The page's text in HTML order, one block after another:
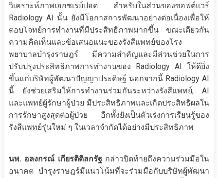
วิเคราะห์ภาพเอกซเรย์ปอด สำหรับในส่วนของซอฟต์แวร์
Radiology AI นั้น ยังมีโอกาสการพัฒนาอย่างต่อเนื่องเพื่อให้
ตอบโจทย์การทำงานที่มีประสิทธิภาพมากขึ้น ขณะเดียวกัน
ความคิดเห็นและข้อเสนอแนะของรังสีแพทย์ของโรง
พยาบาลบำรุงราษฎร์ มีความสำคัญและมีส่วนช่วยในการ
ปรับปรุงประสิทธิภาพการทำงานของ Radiology AI ให้ดียิ่ง
ขึ้นแก่บริษัทผู้พัฒนาปัญญาประดิษฐ์ นอกจากนี้ Radiology AI
นี้ ยังช่วยเสริมให้การทำงานร่วมกันระหว่างรังสีแพทย์, AI
และแพทย์ผู้รักษาผู้ป่วย มีประสิทธิภาพและเกิดประสิทธิผลใน
การรักษาสูงสุดต่อผู้ป่วย อีกทั้งยังเป็นตัวเร่งการเรียนรู้ของ
รังสีแพทย์รุ่นใหม่ ๆ ในเวลาจำกัดได้อย่างมีประสิทธิภาพ
นพ. อลงกรณ์ เกียรติดิลกรัฐ กล่าวปิดท้ายถึงความร่วมมือใน
อนาคต บำรุงราษฎร์มีแนวโน้มที่จะร่วมมือกับบริษัทผู้พัฒนา